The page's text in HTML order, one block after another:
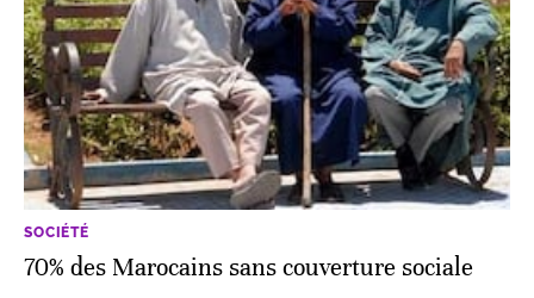
SOCIÉTÉ
70% des Marocains sans couverture sociale